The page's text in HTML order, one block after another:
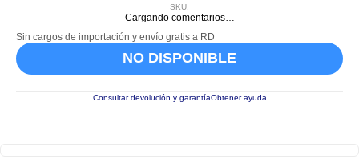
SKU:
Cargando comentarios…
Sin cargos de importación y envío gratis a RD
NO DISPONIBLE
Consultar devolución y garantíaObtener ayuda